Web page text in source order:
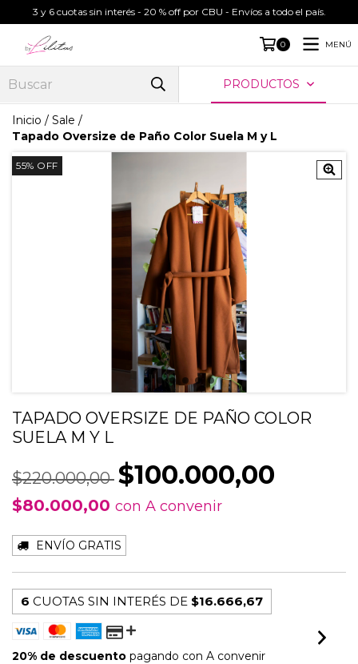
3 y 6 cuotas sin interés - 20 % off por CBU - Envíos a todo el país.
0 MENÚ
PRODUCTOS
Inicio / Sale /
Tapado Oversize de Paño Color Suela M y L
55% OFF
TAPADO OVERSIZE DE PAÑO COLOR
SUELA M Y L
$220.000,00 $100.000,00
$80.000,00 con A convenir
ENVÍO GRATIS
6 CUOTAS SIN INTERÉS DE $16.666,67
20% de descuento pagando con A convenir